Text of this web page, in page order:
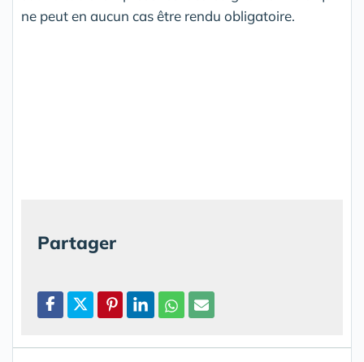
ne peut en aucun cas être rendu obligatoire.
Partager